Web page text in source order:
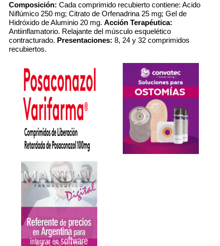
Composición: Cada comprimido recubierto contiene: Acido
Niflúmico 250 mg; Citrato de Orfenadrina 25 mg; Gel de
Hidróxido de Aluminio 20 mg. Acción Terapéutica:
Antiinflamatorio. Relajante del músculo esquelético
contracturado. Presentaciones: 8, 24 y 32 comprimidos
recubiertos.